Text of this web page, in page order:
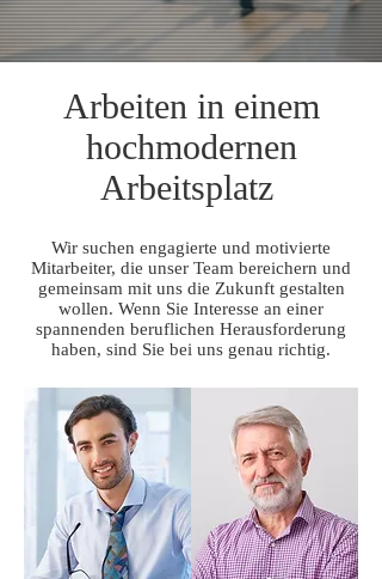
Arbeiten in einem
hochmodernen
Arbeitsplatz
Wir suchen engagierte und motivierte
Mitarbeiter, die unser Team bereichern und
gemeinsam mit uns die Zukunft gestalten
wollen. Wenn Sie Interesse an einer
spannenden beruflichen Herausforderung
haben, sind Sie bei uns genau richtig.